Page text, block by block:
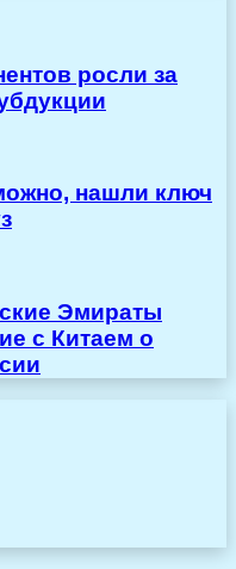
росли за
нашли ключ
Эмираты
с Китаем о